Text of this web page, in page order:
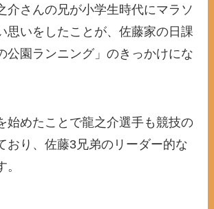
介さんの兄が小学生時代にマラソ
思いをしたことが、佐藤家の日課
公園ランニング」のきっかけにな
始めたことで龍之介選手も競技の
おり、佐藤3兄弟のリーダー的な